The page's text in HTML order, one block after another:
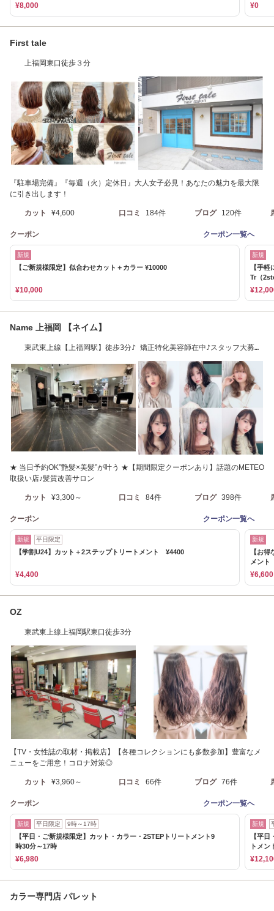
¥8,000 ¥0
First tale
上福岡東口徒歩３分
『駐車場完備』『毎週（火）定休日』大人女子必見！あなたの魅力を最大限
に引き出します！
カット ¥4,600 口コミ 184件 ブログ 120件
クーポン クーポン一覧へ
新規
【ご新規様限定】似合わせカット＋カラー ¥10000
¥10,000
新規
【手
Tr（
Name 上福岡 【ネイム】
東武東上線【上福岡駅】徒歩3分♪ 矯正特化美容師在中♪スタッフ大募集
★ 当日予約OK”艶髪×美髪”が叶う ★【期間限定クーポンあり】話題のMETEO
取扱い店♪髪質改善サロン
カット ¥3,300～ 口コミ 84件 ブログ 398件
クーポン クーポン一覧へ
新規 平日限定
【学割U24】カット＋2ステップトリートメント ¥4400
¥4,400
新規
【お
メン
¥6,600
OZ
東武東上線上福岡駅東口徒歩3分
【TV・女性誌の取材・掲載店】【各種コレクションにも多数参加】豊富なメ
ニューをご用意！コロナ対策◎
カット ¥3,960～ 口コミ 66件 ブログ 76件
クーポン クーポン一覧へ
新規 平日限定 9時～17時
【平日・ご新規様限定】カット・カラー・2STEPトリートメント9
時30分～17時
¥6,980
新規
【平
トメン
カラー専門店 パレット